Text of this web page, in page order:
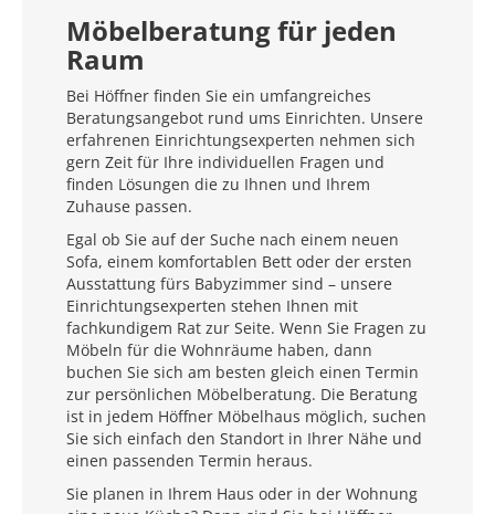
Möbelberatung für jeden
Raum
Bei Höffner finden Sie ein umfangreiches
Beratungsangebot rund ums Einrichten. Unsere
erfahrenen Einrichtungsexperten nehmen sich
gern Zeit für Ihre individuellen Fragen und
finden Lösungen die zu Ihnen und Ihrem
Zuhause passen.
Egal ob Sie auf der Suche nach einem neuen
Sofa, einem komfortablen Bett oder der ersten
Ausstattung fürs Babyzimmer sind – unsere
Einrichtungsexperten stehen Ihnen mit
fachkundigem Rat zur Seite. Wenn Sie Fragen zu
Möbeln für die Wohnräume haben, dann
buchen Sie sich am besten gleich einen Termin
zur persönlichen Möbelberatung. Die Beratung
ist in jedem Höffner Möbelhaus möglich, suchen
Sie sich einfach den Standort in Ihrer Nähe und
einen passenden Termin heraus.
Sie planen in Ihrem Haus oder in der Wohnung